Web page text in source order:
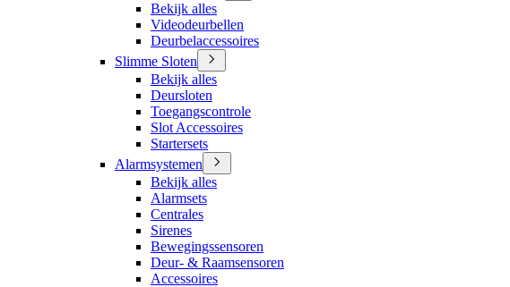
Bekijk alles
Videodeurbellen
Deurbelaccessoires
Slimme Sloten
Bekijk alles
Deursloten
Toegangscontrole
Slot Accessoires
Startersets
Alarmsystemen
Bekijk alles
Alarmsets
Centrales
Sirenes
Bewegingssensoren
Deur- & Raamsensoren
Accessoires